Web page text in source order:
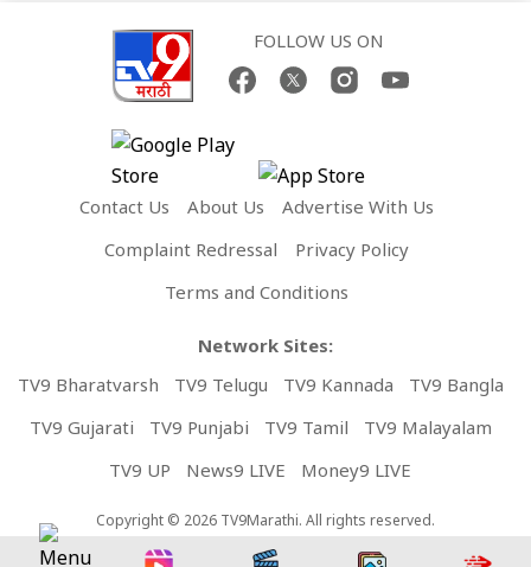
FOLLOW US ON
Contact Us About Us
Advertise With Us
Complaint Redressal
Privacy Policy
Terms and Conditions
Network Sites:
TV9 Bharatvarsh
TV9 Telugu TV9 Kannada
TV9 Bangla
TV9 Gujarati
TV9 Punjabi TV9 Tamil
TV9 Malayalam
TV9 UP
News9 LIVE Money9 LIVE
Copyright © 2026 TV9Marathi. All rights reserved.